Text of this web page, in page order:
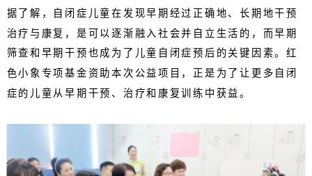
据了解，自闭症儿童在发现早期经过正确地、长期地干预
治疗与康复，是可以逐渐融入社会并自立生活的，而早期
筛查和早期干预也成为了儿童自闭症预后的关键因素。红
色小象专项基金资助本次公益项目，正是为了让更多自闭
症的儿童从早期干预、治疗和康复训练中获益。